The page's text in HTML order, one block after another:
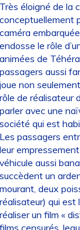
éloigné de la
le rôle
de
aussi
non
de réalisateur
avec une
qui est
passagers
aussi
un
deux
qui est
un film «